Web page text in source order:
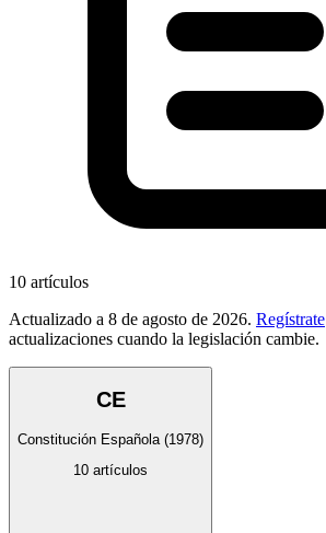
10 artículos
Actualizado a 8 de agosto de 2026. Regístrate
actualizaciones cuando la legislación cambie.
CE
Constitución Española (1978)
10 artículos